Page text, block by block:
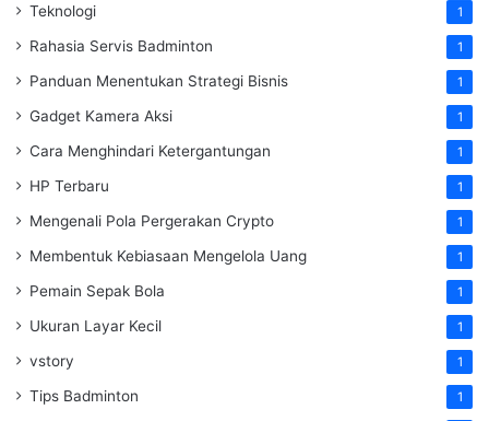
Teknologi 1
Rahasia Servis Badminton 1
Panduan Menentukan Strategi Bisnis 1
Gadget Kamera Aksi 1
Cara Menghindari Ketergantungan 1
HP Terbaru 1
Mengenali Pola Pergerakan Crypto 1
Membentuk Kebiasaan Mengelola Uang 1
Pemain Sepak Bola 1
Ukuran Layar Kecil 1
vstory 1
Tips Badminton 1